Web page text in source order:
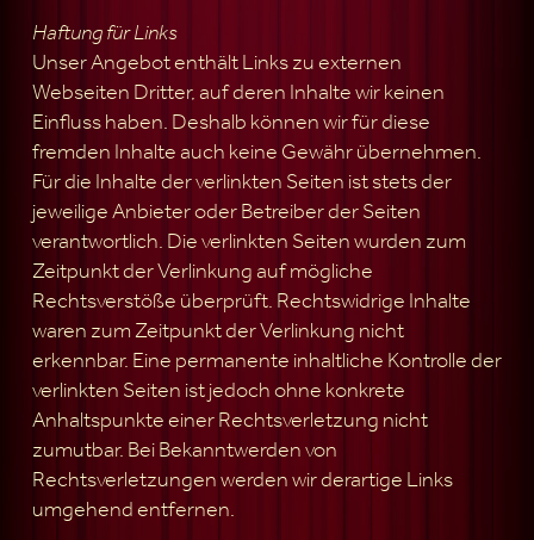
Haftung für Links
Unser Angebot enthält Links zu externen
Webseiten Dritter, auf deren Inhalte wir keinen
Einfluss haben. Deshalb können wir für diese
fremden Inhalte auch keine Gewähr übernehmen.
Für die Inhalte der verlinkten Seiten ist stets der
jeweilige Anbieter oder Betreiber der Seiten
verantwortlich. Die verlinkten Seiten wurden zum
Zeitpunkt der Verlinkung auf mögliche
Rechtsverstöße überprüft. Rechtswidrige Inhalte
waren zum Zeitpunkt der Verlinkung nicht
erkennbar. Eine permanente inhaltliche Kontrolle der
verlinkten Seiten ist jedoch ohne konkrete
Anhaltspunkte einer Rechtsverletzung nicht
zumutbar. Bei Bekanntwerden von
Rechtsverletzungen werden wir derartige Links
umgehend entfernen.